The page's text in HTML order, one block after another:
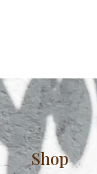
Shop